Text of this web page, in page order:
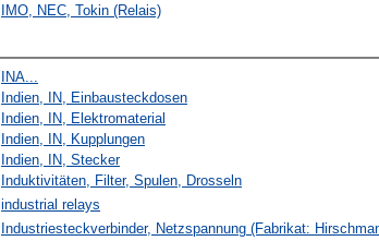
IMO, NEC, Tokin (Relais)
INA...
Indien, IN, Einbausteckdosen
Indien, IN, Elektromaterial
Indien, IN, Kupplungen
Indien, IN, Stecker
Induktivitäten, Filter, Spulen, Drosseln
industrial relays
Industriesteckverbinder, Netzspannung (Fabrikat: